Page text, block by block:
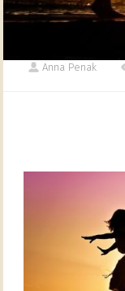
Anna Penak